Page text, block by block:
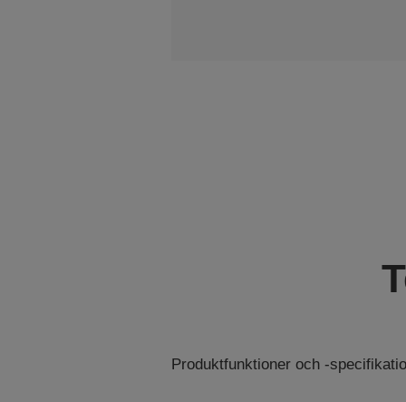
Produktfunktioner och -